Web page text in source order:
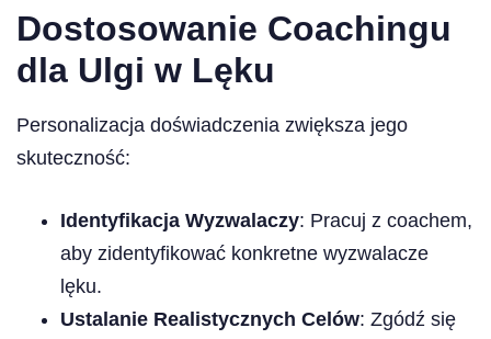
Dostosowanie Coachingu
dla Ulgi w Lęku
Personalizacja doświadczenia zwiększa jego
skuteczność:
Identyfikacja Wyzwalaczy: Pracuj z coachem,
aby zidentyfikować konkretne wyzwalacze
lęku.
Ustalanie Realistycznych Celów: Zgódź się